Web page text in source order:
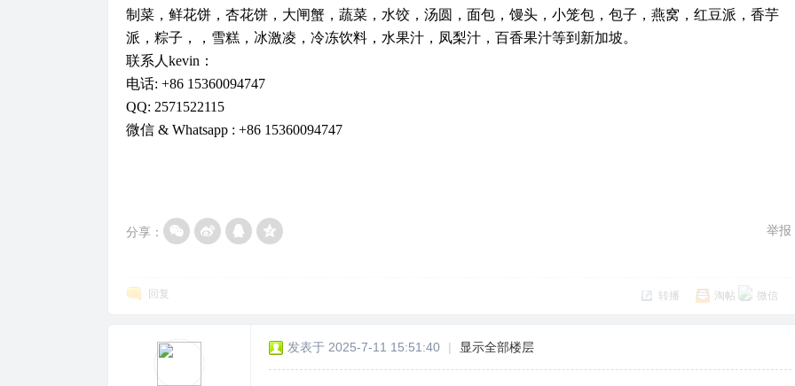
制菜，鲜花饼，杏花饼，大闸蟹，蔬菜，水饺，汤圆，面包，馒头，小笼包，包子，燕窝，红豆派，香芋
派，粽子，，雪糕，冰激凌，冷冻饮料，水果汁，凤梨汁，百香果汁等到新加坡。
联系人kevin：
电话: +86 15360094747
QQ: 2571522115
微信 & Whatsapp : +86 15360094747
分享： 举报
转播 淘帖 微信
回复
发表于 2025-7-11 15:51:40 | 显示全部楼层